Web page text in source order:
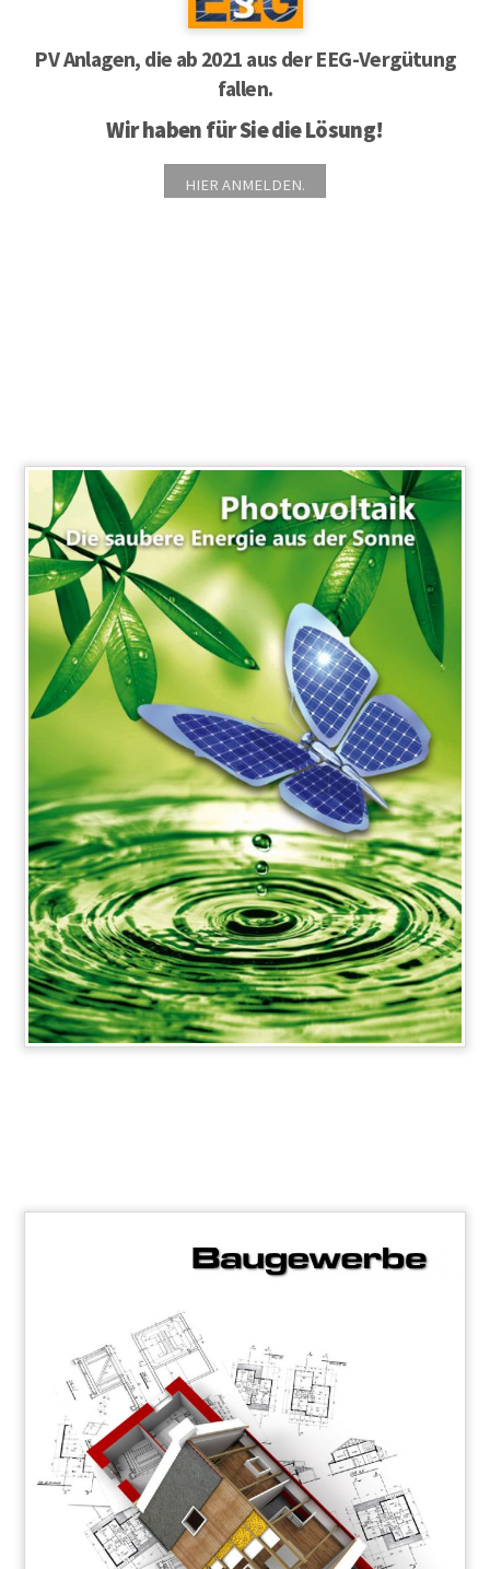
PV Anlagen, die ab 2021 aus der EEG-Vergütung
fallen.
Wir haben für Sie die Lösung!
HIER ANMELDEN.